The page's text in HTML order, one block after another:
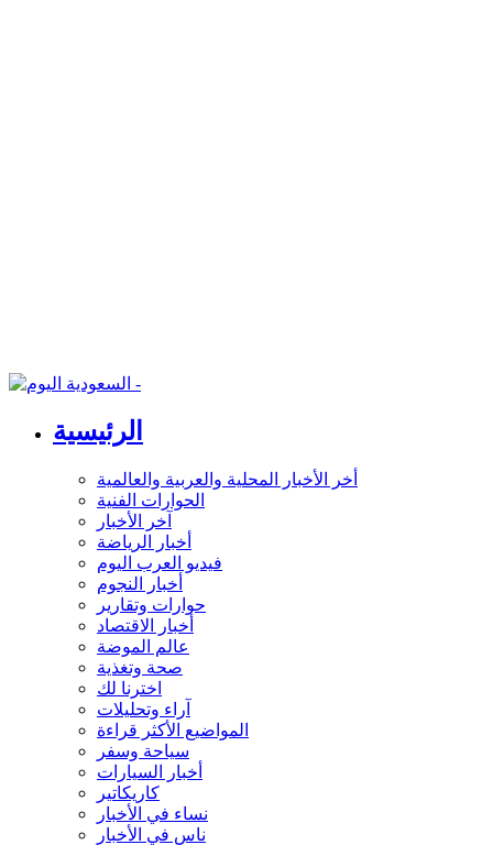
الرئيسية
أخر الأخبار المحلية والعربية والعالمية
الحوارات الفنية
آخر الأخبار
أخبار الرياضة
فيديو العرب اليوم
أخبار النجوم
حوارات وتقارير
أخبار الاقتصاد
عالم الموضة
صحة وتغذية
اخترنا لك
آراء وتحليلات
المواضيع الأكثر قراءة
سياحة وسفر
أخبار السيارات
كاريكاتير
نساء في الأخبار
ناس في الأخبار